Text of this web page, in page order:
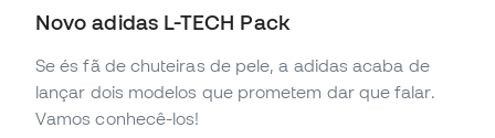
Novo adidas L-TECH Pack
Se és fã de chuteiras de pele, a adidas acaba de
lançar dois modelos que prometem dar que falar.
Vamos conhecê-los!